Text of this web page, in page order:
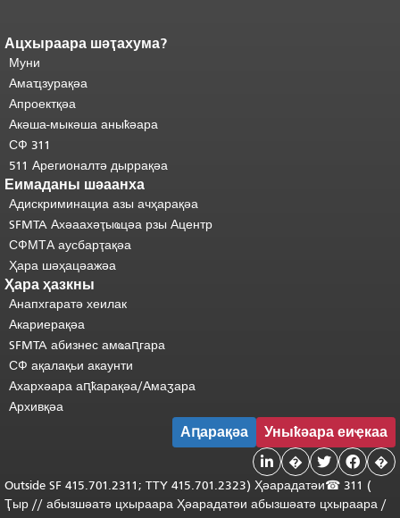
Ацхыраара шәҭахума?
Муни
Амаҵзурақәа
Апроектқәа
Акәша-мыкәша аныҟәара
СФ 311
511 Арегионалтә дыррақәа
Еимаданы шәаанха
Адискриминациа азы ачҳарақәа
SFMTA Ахәаахәҭыҩцәа рзы Ацентр
СФМТА аусбарҭақәа
Ҳара шәҳацәажәа
Ҳара ҳазкны
Анапхгаратә хеилак
Акариерақәа
SFMTA абизнес амҩаԥгара
СФ ақалақьи акаунти
Ахархәара аԥҟарақәа/Амаӡара
Архивқәа
Уныҟәара еиҿкаа
Аԥарақәа
�


�

☎ 311 (
Outside SF 415.701.2311; TTY 415.701.2323) Ҳәарадатәи
абызшәатә цхыраара /
Ҳәарадатәи
абызшәатә цхыраара
/
Ҭыр /